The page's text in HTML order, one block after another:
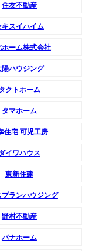
住友不動産
キスイハイム
ホーム株式会社
陽ハウジング
クトホーム
タマホーム
住宅 可児工房
イワハウス
東新住建
プランハウジング
野村不動産
パナホーム